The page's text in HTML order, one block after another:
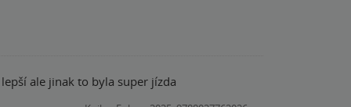
Moc se mi to líbilo, i když příběhy s jejím otcem, Tomášem Koskem, jsou za mě trošku lepší ale jinak to byla super jízda